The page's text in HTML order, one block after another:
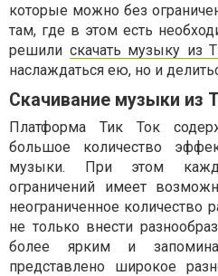
которые можно без
там, где в этом есть
решили скачать музыку из
наслаждаться ею, но и
Скачивание музыки из
Платформа Тик Ток
большое количество
музыки. При этом
ограничений имеет
неограниченное количество
не только внести
более ярким и
представлено широкое